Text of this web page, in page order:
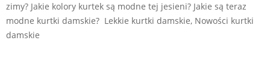
zimy? Jakie kolory kurtek są modne tej jesieni? Jakie są teraz
modne kurtki damskie? Lekkie kurtki damskie, Nowości kurtki
damskie